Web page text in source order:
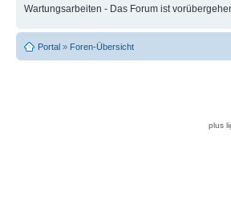
Wartungsarbeiten - Das Forum ist
Portal » Foren-Übersicht
plus